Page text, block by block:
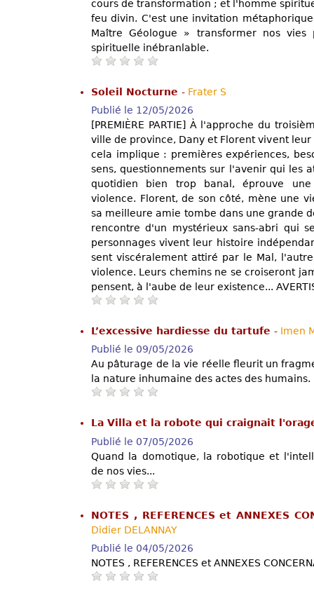
cours de transformation ; et l'homme
feu divin. C'est une invitation
Maître Géologue » transformer nos
spirituelle inébranlable.
Soleil Nocturne - Frater S
Publié le 12/05/2026
[PREMIÈRE PARTIE] À l'approche du
ville de province, Dany et Florent vivent
cela implique : premières expériences,
sens, questionnements sur l'avenir qui les
quotidien bien trop banal, éprouve
violence. Florent, de son côté, mène une
sa meilleure amie tombe dans une grande
rencontre d'un mystérieux sans-abri qui
personnages vivent leur histoire
sent viscéralement attiré par le Mal,
violence. Leurs chemins ne se croiseront
pensent, à l'aube de leur existence...
L’excessive hardiesse du tartufe - Imen
Publié le 09/05/2026
Au pâturage de la vie réelle fleurit un
la nature inhumaine des actes des humains.
La Villa et la robote qui craignait
Publié le 07/05/2026
Quand la domotique, la robotique et
de nos vies...
NOTES , REFERENCES et ANNEXES
Didier DELANNAY
Publié le 04/05/2026
NOTES , REFERENCES et ANNEXES